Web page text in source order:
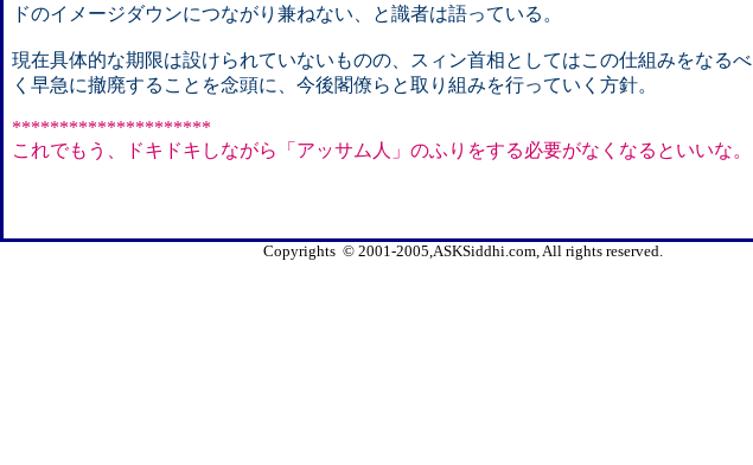
ドのイメージダウンにつながり兼ねない、と識者は語っている。
現在具体的な期限は設けられていないものの、スィン首相としてはこの仕組みをなるべ
く早急に撤廃することを念頭に、今後閣僚らと取り組みを行っていく方針。
*********************
これでもう、ドキドキしながら「アッサム人」のふりをする必要がなくなるといいな。
Copyrights © 2001-2005,ASKSiddhi.com, All rights reserved.